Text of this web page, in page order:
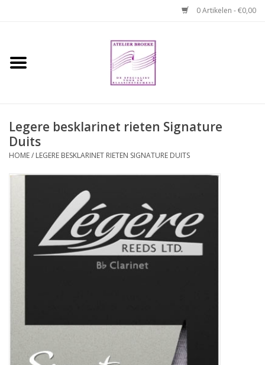
0 Artikelen - €0,00
Home
Reparaties en
abonnementen
Verhuur hobo's
Merken
Legere besklarinet rieten Signature
Duits
HOME/ LEGERE BESKLARINET RIETEN SIGNATURE DUITS